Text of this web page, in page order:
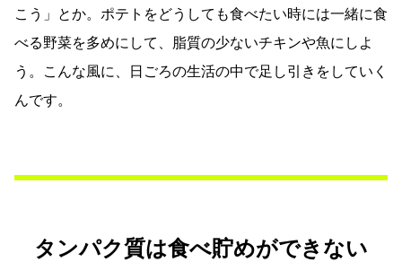
こう」とか。ポテトをどうしても食べたい時には一緒に食
べる野菜を多めにして、脂質の少ないチキンや魚にしよ
う。こんな風に、日ごろの生活の中で足し引きをしていく
んです。
タンパク質は食べ貯めができない